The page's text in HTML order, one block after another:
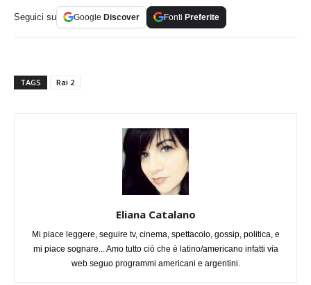
Seguici su Google Discover Fonti Preferite
TAGS Rai 2
Eliana Catalano
Mi piace leggere, seguire tv, cinema, spettacolo, gossip, politica, e
mi piace sognare... Amo tutto ciò che è latino/americano infatti via
web seguo programmi americani e argentini.